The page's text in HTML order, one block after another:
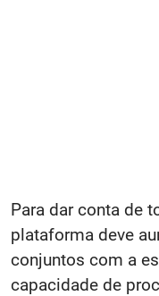
Para dar conta de
plataforma deve
conjuntos com a
capacidade de